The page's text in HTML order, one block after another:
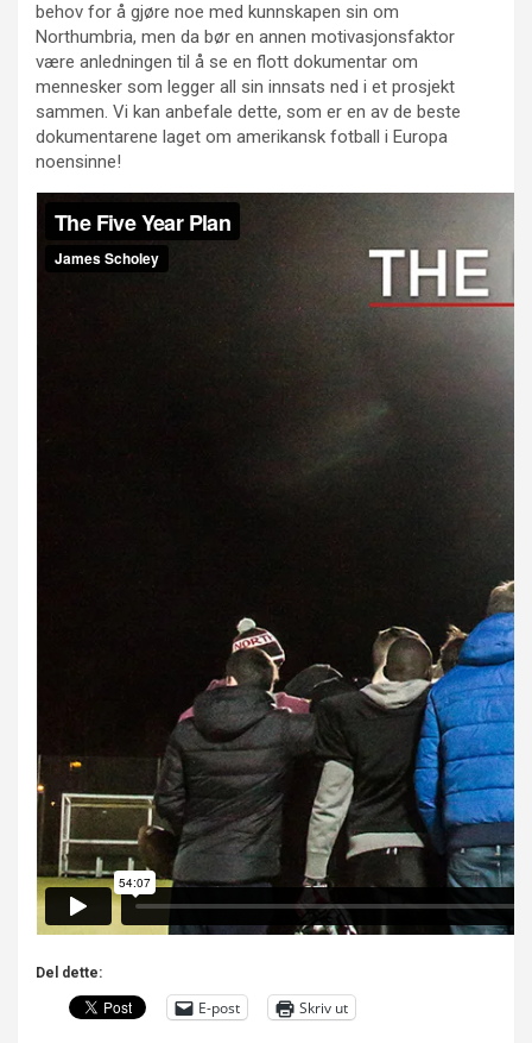
behov for å gjøre noe med kunnskapen sin om
Northumbria, men da bør en annen motivasjonsfaktor
være anledningen til å se en flott dokumentar om
mennesker som legger all sin innsats ned i et prosjekt
sammen. Vi kan anbefale dette, som er en av de beste
dokumentarene laget om amerikansk fotball i Europa
noensinne!
Del dette:
E-post Skriv ut